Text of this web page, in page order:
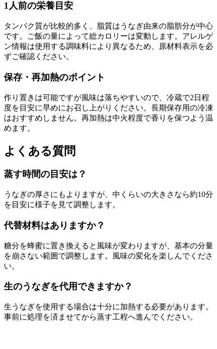
1人前の栄養目安
タンパク質が比較的多く、脂質はうなぎ由来の脂肪分が中心
です。ご飯の量によって総カロリーは変動します。アレルゲ
ン情報は使用する調味料により異なるため、原材料表示を必
ずご確認ください。
保存・再加熱のポイント
作り置きは可能ですが風味は落ちやすいので、冷蔵で2日程
度を目安に早めにお召し上がりください。長期保存用の冷凍
はおすすめしません。再加熱は中火程度で香りを保つよう温
めます。
よくある質問
蒸す時間の目安は？
うなぎの厚さにもよりますが、中くらいの大きさなら約10分
を目安に様子を見て調整します。
代替材料はありますか？
糖分を蜂蜜に置き換えると風味が変わりますが、基本の分量
を崩さない範囲で調整します。風味の変化を楽しんでくださ
い。
生のうなぎを代用できますか？
生うなぎを使用する場合は十分に加熱する必要があります。
事前に処理を済ませてから蒸す工程へ進んでください。